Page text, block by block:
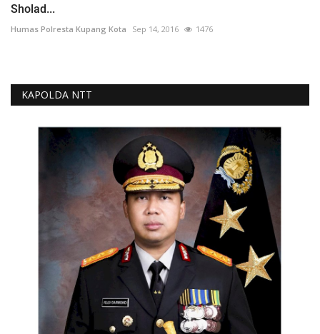
Sholad...
Humas Polresta Kupang Kota Sep 14, 2016 1476
KAPOLDA NTT